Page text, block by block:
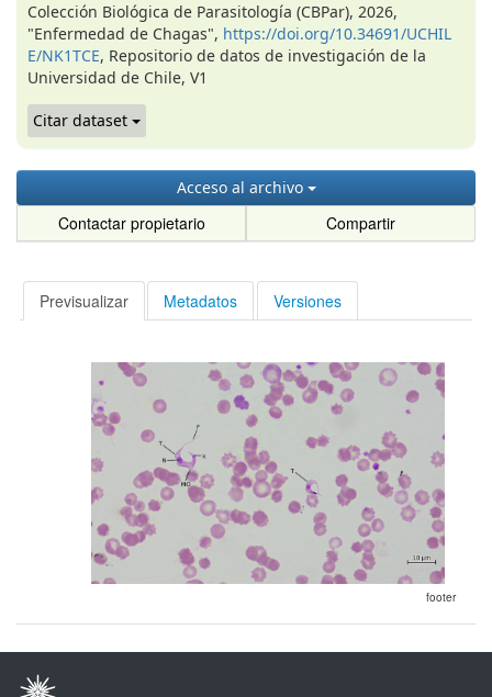
Colección Biológica de Parasitología (CBPar), 2026,
"Enfermedad de Chagas", https://doi.org/10.34691/UCHIL
E/NK1TCE, Repositorio de datos de investigación de la
Universidad de Chile, V1
Citar dataset
Acceso al archivo
Contactar propietario Compartir
Previsualizar Metadatos Versiones